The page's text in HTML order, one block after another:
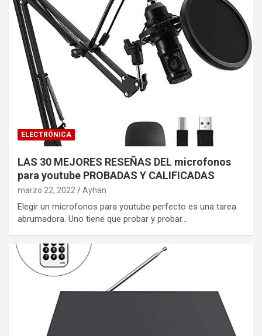
ELECTRÓNICA
LAS 30 MEJORES RESEÑAS DEL microfonos
para youtube PROBADAS Y CALIFICADAS
marzo 22, 2022 Ayhan
Elegir un microfonos para youtube perfecto es una tarea
abrumadora. Uno tiene que probar y probar…